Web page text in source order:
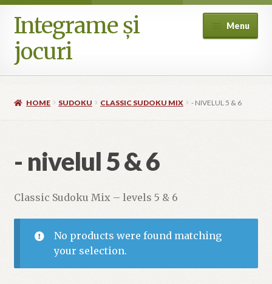
Skip
to
navigation
Skip
to
content
Integrame și
jocuri
Menu
Where can I buy? (International availability)
HOME SUDOKU CLASSIC SUDOKU MIX - NIVELUL 5 & 6
- nivelul 5 & 6
Classic Sudoku Mix – levels 5 & 6
No products were found matching
your selection.